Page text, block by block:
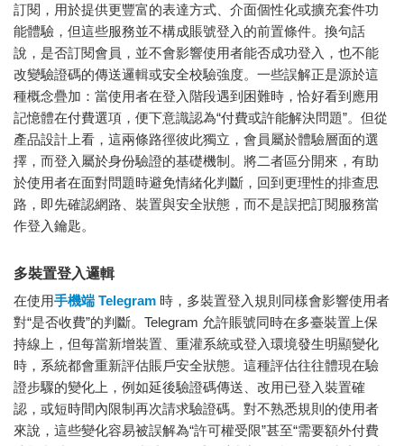
訂閱，用於提供更豐富的表達方式、介面個性化或擴充套件功
能體驗，但這些服務並不構成賬號登入的前置條件。換句話
說，是否訂閱會員，並不會影響使用者能否成功登入，也不能
改變驗證碼的傳送邏輯或安全校驗強度。一些誤解正是源於這
種概念疊加：當使用者在登入階段遇到困難時，恰好看到應用
記憶體在付費選項，便下意識認為“付費或許能解決問題”。但從
產品設計上看，這兩條路徑彼此獨立，會員屬於體驗層面的選
擇，而登入屬於身份驗證的基礎機制。將二者區分開來，有助
於使用者在面對問題時避免情緒化判斷，回到更理性的排查思
路，即先確認網路、裝置與安全狀態，而不是誤把訂閱服務當
作登入鑰匙。
多裝置登入邏輯
在使用手機端 Telegram 時，多裝置登入規則同樣會影響使用者
對“是否收費”的判斷。Telegram 允許賬號同時在多臺裝置上保
持線上，但每當新增裝置、重灌系統或登入環境發生明顯變化
時，系統都會重新評估賬戶安全狀態。這種評估往往體現在驗
證步驟的變化上，例如延後驗證碼傳送、改用已登入裝置確
認，或短時間內限制再次請求驗證碼。對不熟悉規則的使用者
來說，這些變化容易被誤解為“許可權受限”甚至“需要額外付費